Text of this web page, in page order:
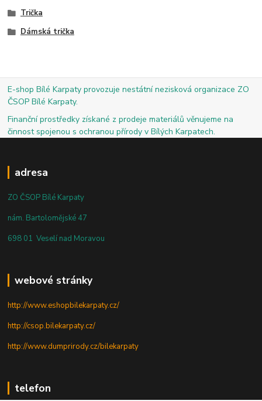
Trička
Dámská trička
E-shop Bílé Karpaty provozuje nestátní nezisková organizace ZO
ČSOP Bílé Karpaty.
Finanční prostředky získané z prodeje materiálů věnujeme na
činnost spojenou s ochranou přírody v Bílých Karpatech.
adresa
ZO ČSOP Bílé Karpaty
nám. Bartolomějské 47
698 01 Veselí nad Moravou
webové stránky
http://www.eshopbilekarpaty.cz/
http://csop.bilekarpaty.cz/
http://www.dumprirody.cz/bilekarpaty
telefon